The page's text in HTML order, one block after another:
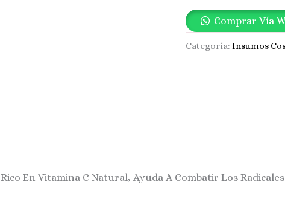
Comprar Vía
Categoría:Insumos
Rico En Vitamina C Natural, Ayuda A Combatir Los